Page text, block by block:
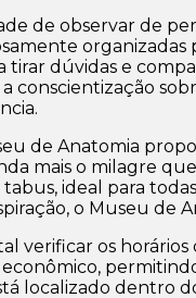
de observar de
dúvidas e
de Anatomia
mais o milagre
ideal para
o Museu de
verificar os
localizado